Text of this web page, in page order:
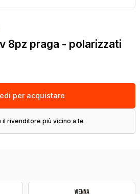
8pz praga - polarizzati
per acquistare
il rivenditore più vicino a te